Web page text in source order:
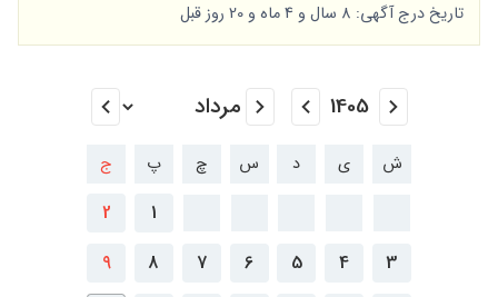
تاریخ درج آگهی: 8 سال و 4 ماه و 20 روز قبل
ش ی د س چ پ ج
1
2
3
4
5
6
7
8
9